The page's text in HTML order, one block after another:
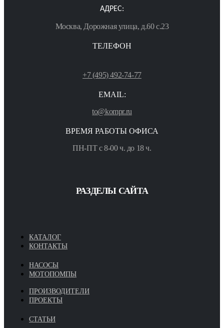
АДРЕС:
Москва, Дорожная улица, д.60 с.23
ТЕЛЕФОН
+7 (495) 492-74-77
EMAIL:
to@kompr.ru
ВРЕМЯ РАБОТЫ ОФИСА
ПН-ПТ с 8-00 ч. до 18 ч.
РАЗДЕЛЫ САЙТА
КАТАЛОГ
КОНТАКТЫ
НАСОСЫ
МОТОПОМПЫ
ПРОИЗВОДИТЕЛИ
ПРОЕКТЫ
СТАТЬИ